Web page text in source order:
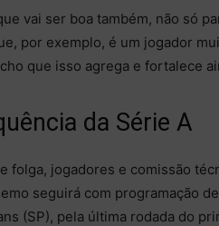
vai ser boa também, não só
por exemplo, é um jogador
que isso agrega e fortalece
da Série A
folga, jogadores e comissão
seguirá com programação
(SP), pela última rodada do